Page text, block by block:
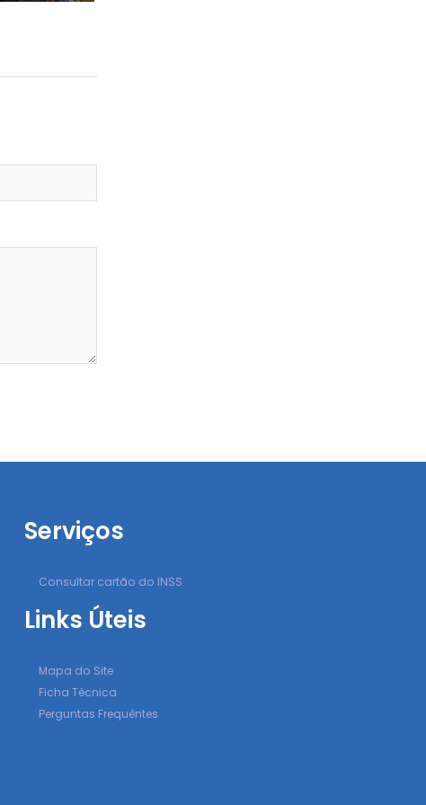
Serviços
Consultar cartão do INSS
Links Úteis
Mapa do Site
Ficha Técnica
Perguntas Frequêntes